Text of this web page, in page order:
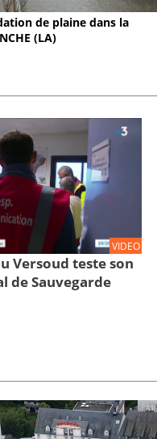
de plaine dans la
(LA)
VIDEO
Versoud teste son
de Sauvegarde